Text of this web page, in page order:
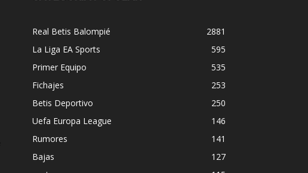
Real Betis Balompié
2881
La Liga EA Sports
595
Primer Equipo
535
Fichajes
253
Betis Deportivo
250
Uefa Europa League
146
Rumores
141
Bajas
127